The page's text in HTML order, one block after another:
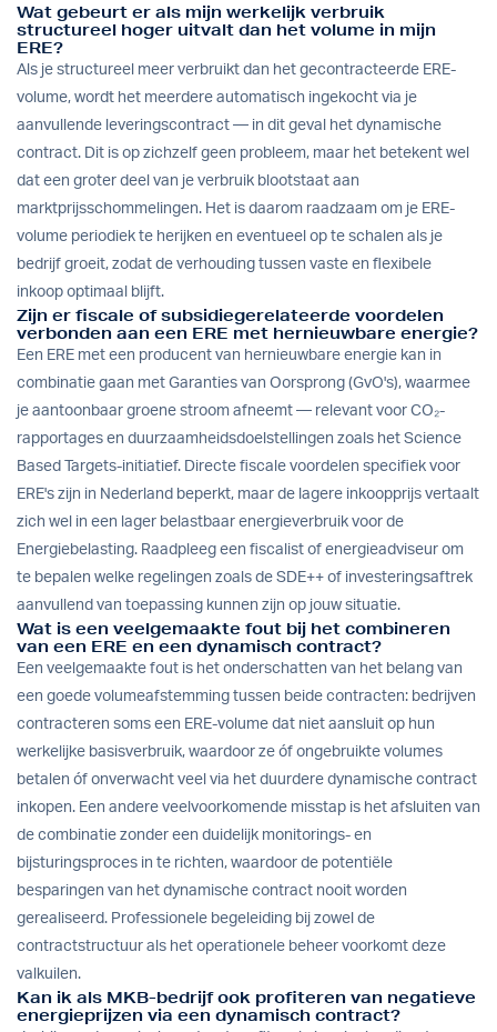
Wat gebeurt er als mijn werkelijk verbruik
structureel hoger uitvalt dan het volume in mijn
ERE?
Als je structureel meer verbruikt dan het gecontracteerde ERE-
volume, wordt het meerdere automatisch ingekocht via je
aanvullende leveringscontract — in dit geval het dynamische
contract. Dit is op zichzelf geen probleem, maar het betekent wel
dat een groter deel van je verbruik blootstaat aan
marktprijsschommelingen. Het is daarom raadzaam om je ERE-
volume periodiek te herijken en eventueel op te schalen als je
bedrijf groeit, zodat de verhouding tussen vaste en flexibele
inkoop optimaal blijft.
Zijn er fiscale of subsidiegerelateerde voordelen
verbonden aan een ERE met hernieuwbare energie?
Een ERE met een producent van hernieuwbare energie kan in
combinatie gaan met Garanties van Oorsprong (GvO's), waarmee
je aantoonbaar groene stroom afneemt — relevant voor CO₂-
rapportages en duurzaamheidsdoelstellingen zoals het Science
Based Targets-initiatief. Directe fiscale voordelen specifiek voor
ERE's zijn in Nederland beperkt, maar de lagere inkoopprijs vertaalt
zich wel in een lager belastbaar energieverbruik voor de
Energiebelasting. Raadpleeg een fiscalist of energieadviseur om
te bepalen welke regelingen zoals de SDE++ of investeringsaftrek
aanvullend van toepassing kunnen zijn op jouw situatie.
Wat is een veelgemaakte fout bij het combineren
van een ERE en een dynamisch contract?
Een veelgemaakte fout is het onderschatten van het belang van
een goede volumeafstemming tussen beide contracten: bedrijven
contracteren soms een ERE-volume dat niet aansluit op hun
werkelijke basisverbruik, waardoor ze óf ongebruikte volumes
betalen óf onverwacht veel via het duurdere dynamische contract
inkopen. Een andere veelvoorkomende misstap is het afsluiten van
de combinatie zonder een duidelijk monitorings- en
bijsturingsproces in te richten, waardoor de potentiële
besparingen van het dynamische contract nooit worden
gerealiseerd. Professionele begeleiding bij zowel de
contractstructuur als het operationele beheer voorkomt deze
valkuilen.
Kan ik als MKB-bedrijf ook profiteren van negatieve
energieprijzen via een dynamisch contract?